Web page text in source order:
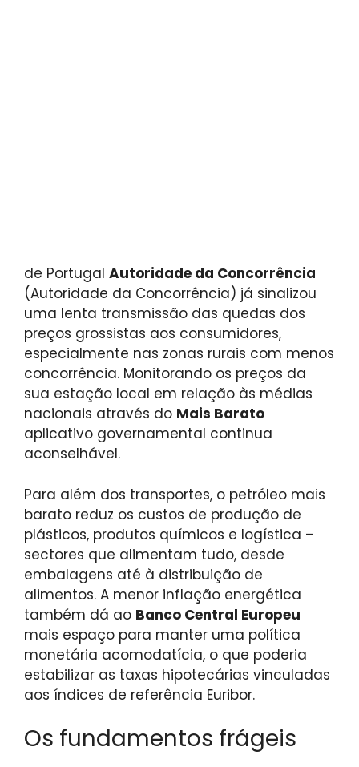
de Portugal Autoridade da Concorrência
(Autoridade da Concorrência) já sinalizou
uma lenta transmissão das quedas dos
preços grossistas aos consumidores,
especialmente nas zonas rurais com menos
concorrência. Monitorando os preços da
sua estação local em relação às médias
nacionais através do Mais Barato
aplicativo governamental continua
aconselhável.
Para além dos transportes, o petróleo mais
barato reduz os custos de produção de
plásticos, produtos químicos e logística –
sectores que alimentam tudo, desde
embalagens até à distribuição de
alimentos. A menor inflação energética
também dá ao Banco Central Europeu
mais espaço para manter uma política
monetária acomodatícia, o que poderia
estabilizar as taxas hipotecárias vinculadas
aos índices de referência Euribor.
Os fundamentos frágeis